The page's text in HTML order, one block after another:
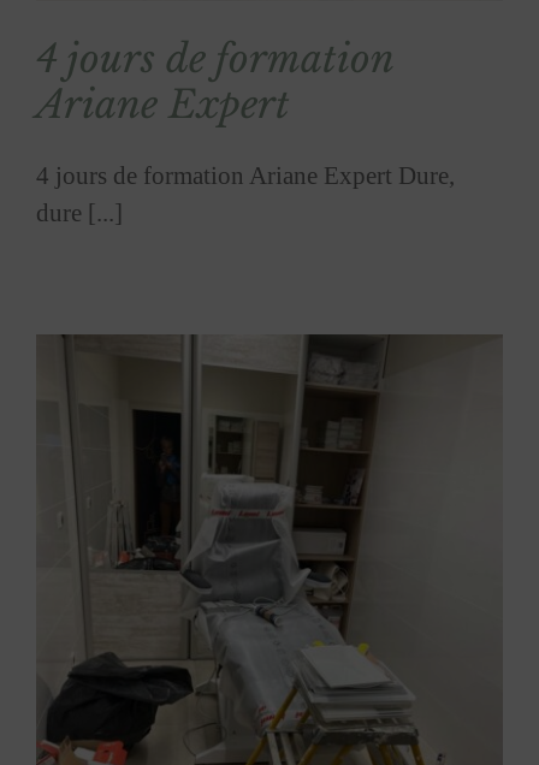
4 jours de formation
Ariane Expert
4 jours de formation Ariane Expert Dure,
dure [...]